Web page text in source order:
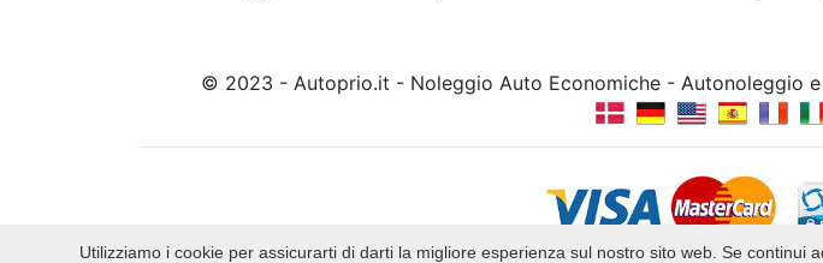
© 2023 - Autoprio.it - Noleggio Auto Economiche - Autonoleggio
Utilizziamo i cookie per assicurarti di darti la migliore esperienza sul nostro sito web. Se continui